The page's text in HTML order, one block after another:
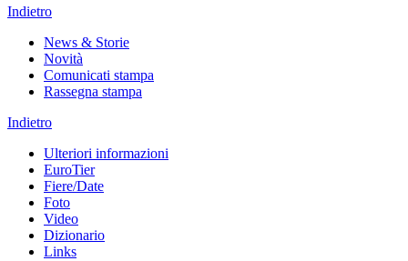
Indietro
News & Storie
Novità
Comunicati stampa
Rassegna stampa
Indietro
Ulteriori informazioni
EuroTier
Fiere/Date
Foto
Video
Dizionario
Links